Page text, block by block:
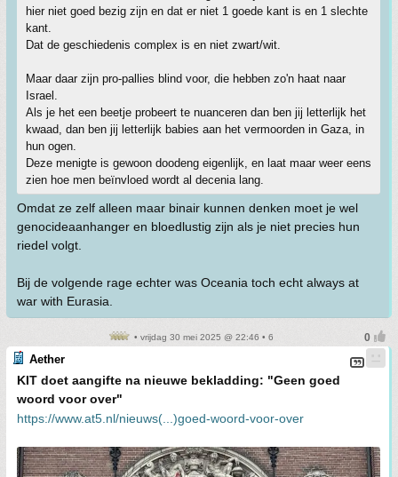
hier niet goed bezig zijn en dat er niet 1 goede kant is en 1 slechte
kant.
Dat de geschiedenis complex is en niet zwart/wit.
Maar daar zijn pro-pallies blind voor, die hebben zo'n haat naar
Israel.
Als je het een beetje probeert te nuanceren dan ben jij letterlijk het
kwaad, dan ben jij letterlijk babies aan het vermoorden in Gaza, in
hun ogen.
Deze menigte is gewoon doodeng eigenlijk, en laat maar weer eens
zien hoe men beïnvloed wordt al decenia lang.
Omdat ze zelf alleen maar binair kunnen denken moet je wel
genocideaanhanger en bloedlustig zijn als je niet precies hun
riedel volgt.
Bij de volgende rage echter was Oceania toch echt always at
war with Eurasia.
• vrijdag 30 mei 2025 @ 22:46 • 6
Aether
KIT doet aangifte na nieuwe bekladding: "Geen goed
woord voor over"
https://www.at5.nl/nieuws(...)goed-woord-voor-over